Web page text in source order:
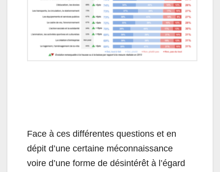
Face à ces différentes questions et en
dépit d’une certaine méconnaissance
voire d’une forme de désintérêt à l’égard